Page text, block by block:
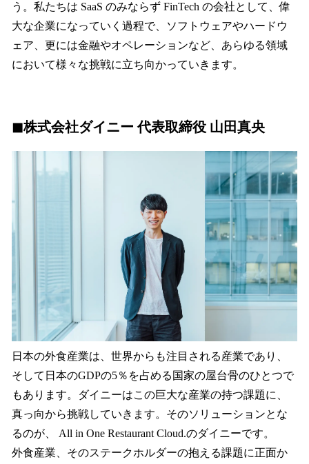
う。私たちは SaaS のみならず FinTech の会社として、偉
大な企業になっていく過程で、ソフトウェアやハードウ
ェア、更には金融やオペレーションなど、あらゆる領域
において様々な挑戦に立ち向かっていきます。
◼︎株式会社ダイニー 代表取締役 山田真央
日本の外食産業は、世界からも注目される産業であり、
そして日本のGDPの5％を占める国家の屋台骨のひとつで
もあります。ダイニーはこの巨大な産業の持つ課題に、
真っ向から挑戦していきます。そのソリューションとな
るのが、 All in One Restaurant Cloud.のダイニーです。
外食産業、そのステークホルダーの抱える課題に正面か